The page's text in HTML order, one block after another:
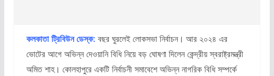
কলকাতা ট্রিবিউন ডেস্ক: বছর ঘুরলেই লোকসভা নির্বাচন। আর ২০২৪ এর
ভোটের আগে অভিন্ন দেওয়ানি বিধি নিয়ে বড় ঘোষণা দিলেন কেন্দ্রীয় স্বরাষ্ট্রমন্ত্রী
অমিত শাহ। কোলহাপুরে একটি নির্বাচনী সমাবেশে অভিন্ন নাগরিক বিধি সম্পর্কে